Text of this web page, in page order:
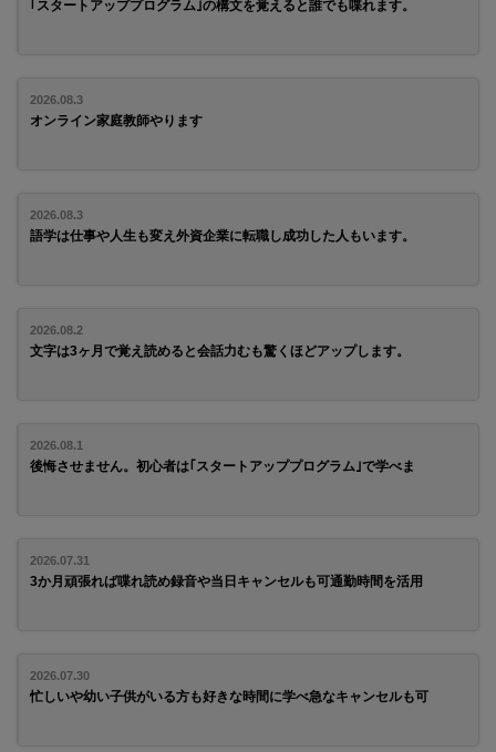
｢スタートアッププログラム｣の構文を覚えると誰でも喋れます。
2026.08.3
オンライン家庭教師やります
2026.08.3
語学は仕事や人生も変え外資企業に転職し成功した人もいます。
2026.08.2
文字は3ヶ月で覚え読めると会話力むも驚くほどアップします。
2026.08.1
後悔させません。初心者は｢スタートアッププログラム｣で学べま
2026.07.31
3か月頑張れば喋れ読め録音や当日キャンセルも可通勤時間を活用
2026.07.30
忙しいや幼い子供がいる方も好きな時間に学べ急なキャンセルも可